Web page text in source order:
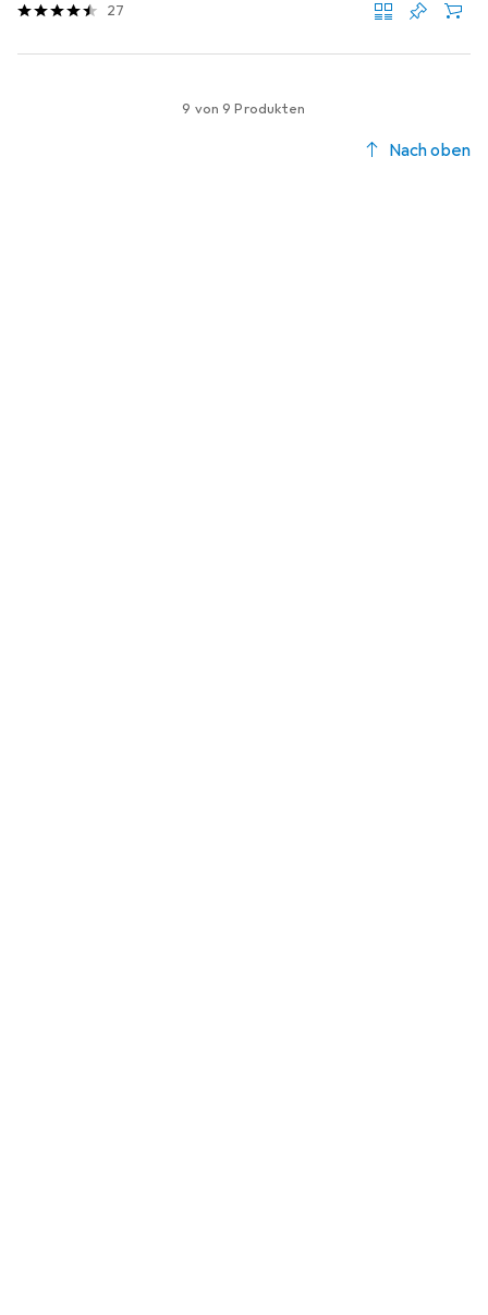
27
9 von 9 Produkten
Nach oben